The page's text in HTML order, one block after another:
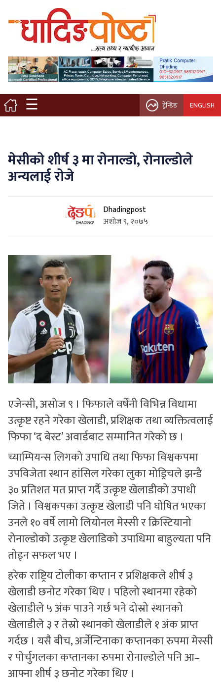
☰
मुख्य पृष्ठ
स्थानीय समाचार
विचार / ब्लग
नगर/गाउँ पालिका
कृषि/सहकारी
साहित्य / संस्कृति
सुचनाहरु
भिडियो
ट्रेन्डिङ ENGLISH
मेसीको शीर्ष ३ मा रोनाल्डो, रोनाल्डोले
अन्यलाई रोजे
Dhadingpost
अशोज ९, २०७५
एजेन्सी, असोज ९ । फिफाले वर्षेनी विभिन्न विधामा
उत्कृष्ट रहने गरेका खेलाडी, प्रशिक्षक तथा व्यक्तित्वलाई
फिफा ‘द बेस्ट’ अवार्डबाट सम्मानित गरेको छ ।
च्याम्पियन्स लिगको उपाधि तथा फिफा विश्वकपमा
उपविजेता स्थान हांसिल गरेका लुका मोड्रिचले झन्डै
३० प्रतिशत मत प्राप्त गर्दै उत्कृष्ट खेलाडीको उपाधी
जिते । विश्वकपका उत्कृष्ट खेलाडी पनि घोषित भएका
उनले १० वर्षे लामो लियोनल मेस्सी र क्रिस्टियानो
रोनाल्डोको उत्कृष्ट खेलाडिको उपाधिमा बाहुल्यता पनि
तोड्न सफल भए ।
हरेक राष्ट्रिय टोलीका कप्तान र प्रशिक्षकले शीर्ष ३
खेलाडी छनोट गरेका थिए । पहिलो स्थानमा रहेको
खेलाडीले ५ अंक पाउने गर्छ भने दोस्रो स्थानको
खेलाडीले ३ र तेस्रो स्थानको खेलाडीले १ अंक प्राप्त
गर्दछ । यसै बीच, अर्जेन्टिनाका कप्तानका रुपमा मेस्सी
र पोर्चुगलका कप्तानका रुपमा रोनाल्डोले पनि आ–
आफ्ना शीर्ष ३ छनोट गरेका थिए ।